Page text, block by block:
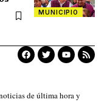
MUNICIPIO
de última hora y